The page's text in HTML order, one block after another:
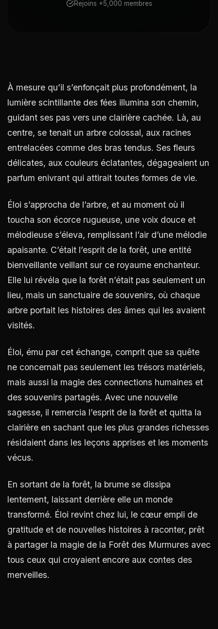
Rejoins +5,000 membres
À mesure qu’il s’enfonçait plus profondément, la
lumière scintillante des fées illumina son chemin,
guidant ses pas vers une clairière cachée. Là, au
centre, se tenait un arbre colossal, aux racines
entrelacées comme des bras tendus. Ses fleurs
délicates, aux couleurs éclatantes, dégageaient un
parfum enivrant qui attirait toutes formes de vie.
Éloi s’approcha de l’arbre, et au moment où il
toucha son écorce rugueuse, une voix douce et
mélodieuse s’éleva, remplissant l’air d’une mélodie
apaisante. C’était l’esprit de la forêt, une entité
bienveillante veillant sur ce royaume enchanteur.
Elle lui révéla que la forêt n’était pas seulement un
lieu, mais un sanctuaire de souvenirs, où chaque
arbre portait les histoires des âmes qui les avaient
visités.
Éloi, ému par cet échange, comprit que sa quête
ne concernait pas seulement les trésors matériels,
mais aussi la magie des connections humaines et
des souvenirs partagés. Avec une nouvelle
sagesse, il remercia l’esprit de la forêt et quitta la
clairière en sachant que les plus grandes richesses
résidaient dans les leçons apprises et les moments
vécus.
En sortant de la forêt, la brume se dissipa
lentement, laissant derrière elle un monde
transformé. Éloi revint chez lui, le cœur empli de
gratitude et de nouvelles histoires à raconter, prêt
à partager la magie de la Forêt des Murmures avec
tous ceux qui croyaient encore aux contes des
merveilles.